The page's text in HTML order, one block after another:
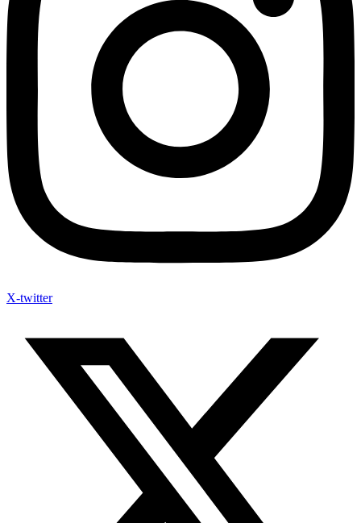
X-twitter